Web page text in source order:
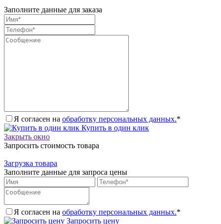
Заполните данные для заказа
Я согласен на обработку персональных данных.*
Купить в один клик
Закрыть окно
Запросить стоимость товара
Загрузка товара
Заполните данные для запроса цены
Я согласен на обработку персональных данных.*
Запросить цену